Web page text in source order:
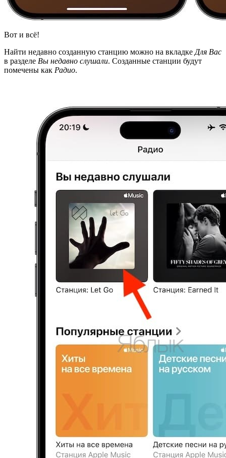
Вот и всё!
Найти недавно созданную станцию можно на вкладке Для Вас
в разделе Вы недавно слушали. Созданные станции будут
помечены как Радио.